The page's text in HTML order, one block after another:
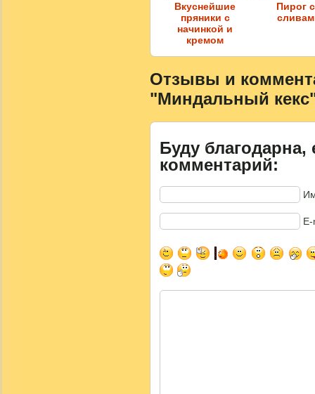
Вкуснейшие
пряники с
начинкой и
кремом
Пирог
Отзывы и
"Миндальный
Буду благодарна,
комментарий: